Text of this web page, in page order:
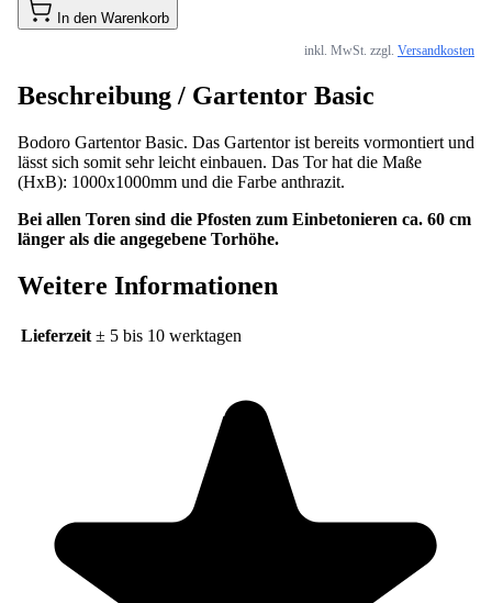
In den Warenkorb
inkl. MwSt. zzgl. Versandkosten
Beschreibung / Gartentor Basic
Bodoro Gartentor Basic. Das Gartentor ist bereits vormontiert und
lässt sich somit sehr leicht einbauen. Das Tor hat die Maße
(HxB): 1000x1000mm und die Farbe anthrazit.
Bei allen Toren sind die Pfosten zum Einbetonieren ca. 60 cm
länger als die angegebene Torhöhe.
Weitere Informationen
Lieferzeit ± 5 bis 10 werktagen